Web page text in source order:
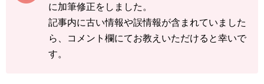
に加筆修正をしました。
記事内に古い情報や誤情報が含まれていました
ら、コメント欄にてお教えいただけると幸いで
す。